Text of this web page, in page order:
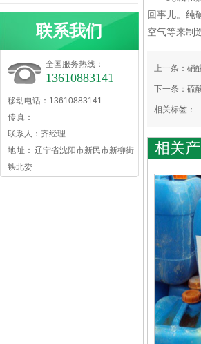
回事儿。纯
空气等来制
上一条： 硝
下一条： 硫
相关标签：
相关
联系我们
全国服务热线：
13610883141
移动电话：13610883141
传 真：
联系人：齐经理
地 址： 辽宁省沈阳市新民市新柳街
铁北委